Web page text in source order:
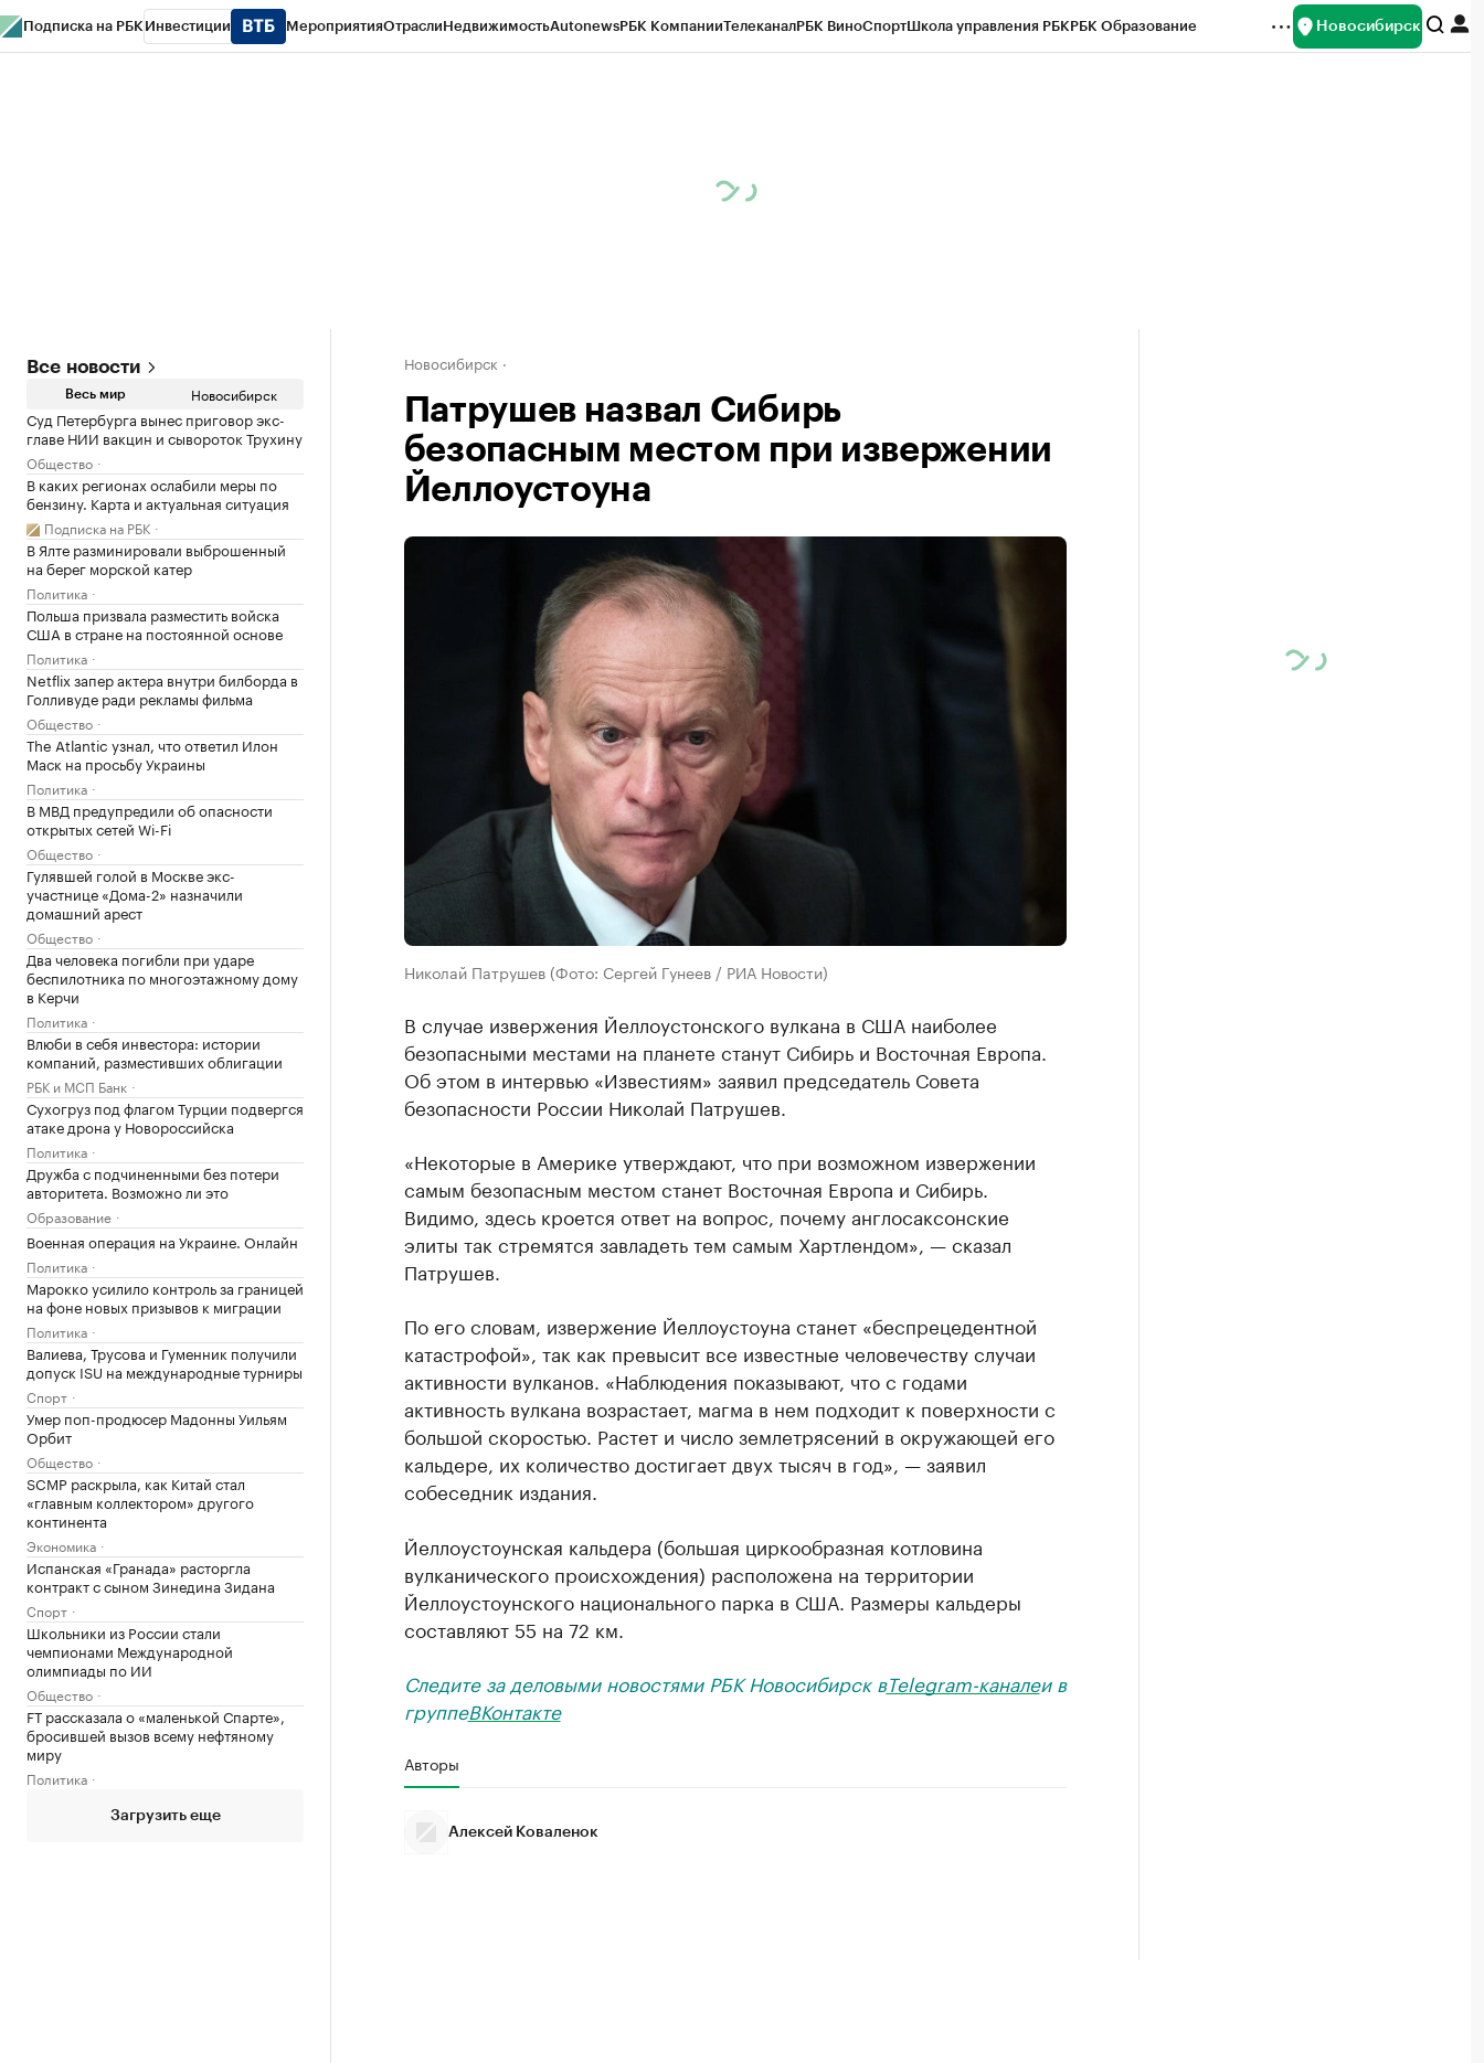
Подписка на РБК Инвестиции МероприятияОтраслиНедвижимостьAutonewsРБК КомпанииТелеканалРБК ВиноСпортШкола управления РБКРБК Образование Новосибирск
Все новости
Весь мир Новосибирск
Суд Петербурга вынес приговор экс-
главе НИИ вакцин и сывороток Трухину
Общество
В каких регионах ослабили меры по
бензину. Карта и актуальная ситуация
Подписка на РБК
В Ялте разминировали выброшенный
на берег морской катер
Политика
Польша призвала разместить войска
США в стране на постоянной основе
Политика
Netflix запер актера внутри билборда в
Голливуде ради рекламы фильма
Общество
The Atlantic узнал, что ответил Илон
Маск на просьбу Украины
Политика
В МВД предупредили об опасности
открытых сетей Wi-Fi
Общество
Гулявшей голой в Москве экс-
участнице «Дома-2» назначили
домашний арест
Общество
Два человека погибли при ударе
беспилотника по многоэтажному дому
в Керчи
Политика
Влюби в себя инвестора: истории
компаний, разместивших облигации
РБК и МСП Банк
Сухогруз под флагом Турции подвергся
атаке дрона у Новороссийска
Политика
Дружба с подчиненными без потери
авторитета. Возможно ли это
Образование
Военная операция на Украине. Онлайн
Политика
Марокко усилило контроль за границей
на фоне новых призывов к миграции
Политика
Валиева, Трусова и Гуменник получили
допуск ISU на международные турниры
Спорт
Умер поп-продюсер Мадонны Уильям
Орбит
Общество
SCMP раскрыла, как Китай стал
«главным коллектором» другого
континента
Экономика
Испанская «Гранада» расторгла
контракт с сыном Зинедина Зидана
Спорт
Школьники из России стали
чемпионами Международной
олимпиады по ИИ
Общество
FT рассказала о «маленькой Спарте»,
бросившей вызов всему нефтяному
миру
Политика
Загрузить еще
Новосибирск
Патрушев назвал Сибирь
безопасным местом при извержении
Йеллоустоуна
Николай Патрушев (Фото: Сергей Гунеев / РИА Новости)
В случае извержения Йеллоустонского вулкана в США наиболее
безопасными местами на планете станут Сибирь и Восточная Европа.
Об этом в интервью «Известиям» заявил председатель Совета
безопасности России Николай Патрушев.
«Некоторые в Америке утверждают, что при возможном извержении
самым безопасным местом станет Восточная Европа и Сибирь.
Видимо, здесь кроется ответ на вопрос, почему англосаксонские
элиты так стремятся завладеть тем самым Хартлендом», — сказал
Патрушев.
По его словам, извержение Йеллоустоуна станет «беспрецедентной
катастрофой», так как превысит все известные человечеству случаи
активности вулканов. «Наблюдения показывают, что с годами
активность вулкана возрастает, магма в нем подходит к поверхности с
большой скоростью. Растет и число землетрясений в окружающей его
кальдере, их количество достигает двух тысяч в год», — заявил
собеседник издания.
Йеллоустоунская кальдера (большая циркообразная котловина
вулканического происхождения) расположена на территории
Йеллоустоунского национального парка в США. Размеры кальдеры
составляют 55 на 72 км.
Следите за деловыми новостями РБК Новосибирск вTelegram-каналеи в
группеВКонтакте
Авторы
Алексей Коваленок